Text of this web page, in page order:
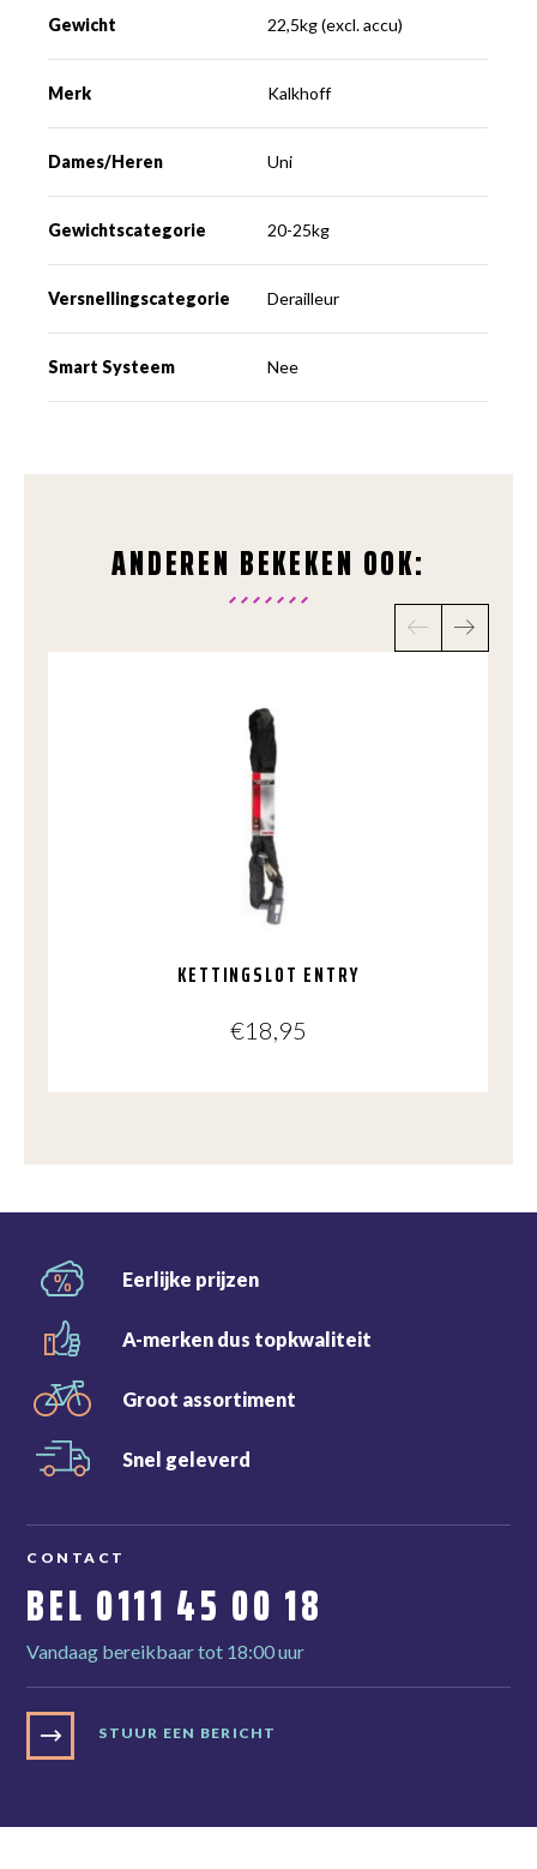
Gewicht 22,5kg (excl. accu)
Merk Kalkhoff
Dames/Heren Uni
Gewichtscategorie 20-25kg
Versnellingscategorie Derailleur
Smart Systeem Nee
ANDEREN BEKEKEN OOK:
KETTINGSLOT ENTRY
€18,95
Eerlijke prijzen
A-merken dus topkwaliteit
Groot assortiment
Snel geleverd
CONTACT
BEL 0111 45 00 18
Vandaag bereikbaar tot 18:00 uur
STUUR EEN BERICHT